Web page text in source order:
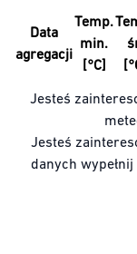
Data
agregacji
Temp.
min.
[°C]
Jesteś
Jesteś
danych